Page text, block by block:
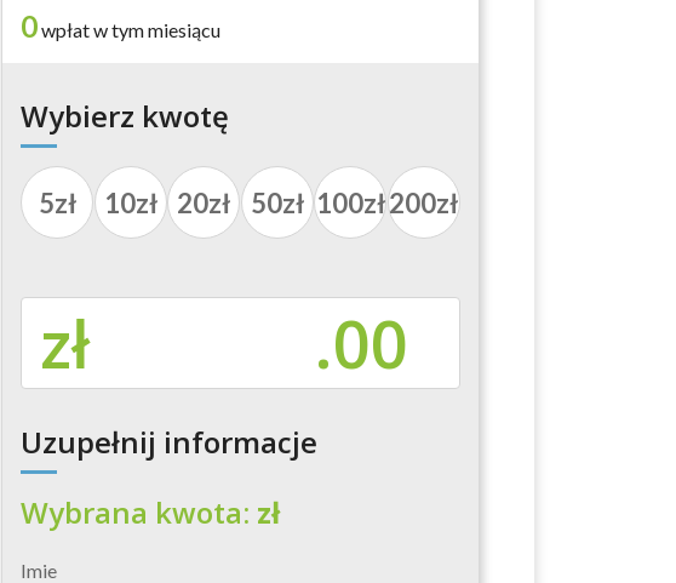
0wpłat w tym miesiącu
Wybierz kwotę
5zł 10zł 20zł 50zł 100zł200zł
zł .00
Uzupełnij informacje
Wybrana kwota: zł
Imie